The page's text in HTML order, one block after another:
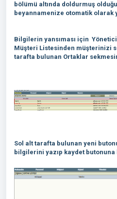
bölümü altında doldurmuş
beyannamenize otomatik olarak
Bilgilerin yansıması için
Müşteri Listesinden müşterinizi
tarafta bulunan Ortaklar
Sol alt tarafta bulunan yeni
bilgilerini yazıp kaydet butonuna